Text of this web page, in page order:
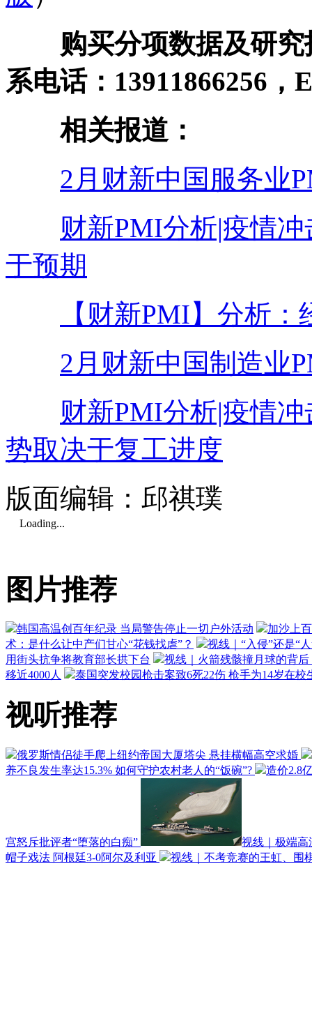
购买分项数据及研
系电话：13911866256
相关报道：
2月财新中国服务业
财新PMI分析|疫情
于预期
【财新PMI】分析
2月财新中国制造业
财新PMI分析|疫情
势取决于复工进度
版面编辑：邱祺璞
Loading...
图片推荐
韩国高温创百年纪录 当局警告停止一切户外活动
加沙上
术：是什么让中产们甘心“花钱找虐”？
视线｜“入侵”还是“
用街头抗争将教育部长拱下台
视线｜火箭残骸撞月球的背
移近4000人
泰国突发校园枪击案致6死22伤 枪手为14岁在校
视听推荐
俄罗斯情侣徒手爬上纽约帝国大厦塔尖 悬挂横幅高空求婚
养不良发生率达15.3% 如何守护农村老人的“饭碗”?
造价2.8
宫怒斥批评者“堕落的白痴”
视线｜极端
帽子戏法 阿根廷3-0阿尔及利亚
视线｜不考竞赛的王虹、围